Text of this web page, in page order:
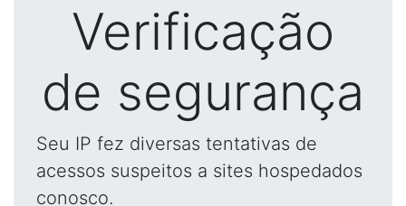
Verificação
de segurança
Seu IP fez diversas tentativas de
acessos suspeitos a sites hospedados
conosco.